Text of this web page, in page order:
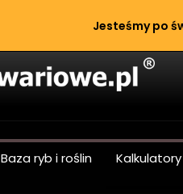
Jesteśmy po
Baza ryb i roślin Kalkulatory